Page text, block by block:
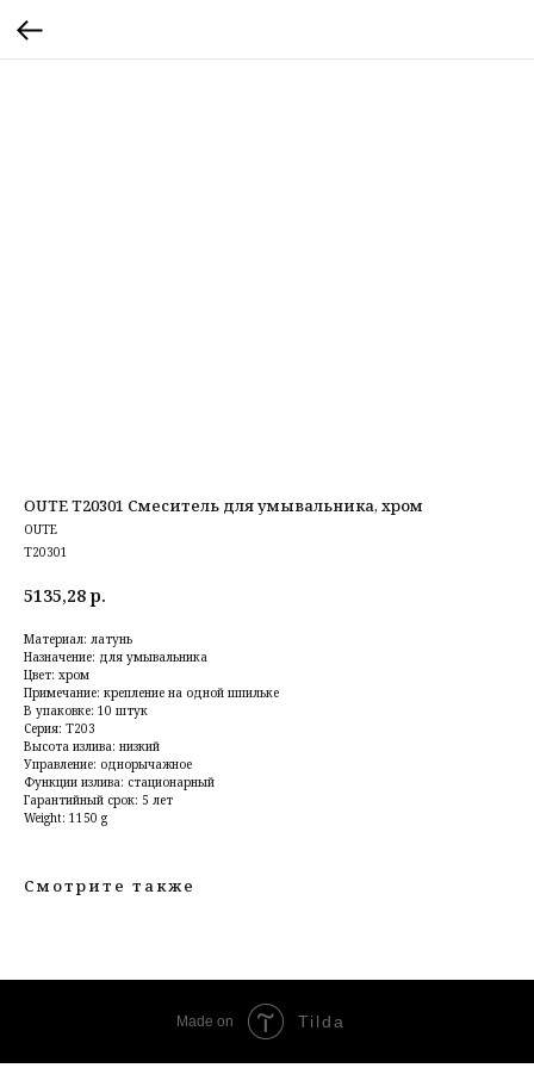
OUTE T20301 Смеситель для умывальника, хром
OUTE
T20301
5135,28 р.
Материал: латунь
Назначение: для умывальника
Цвет: хром
Примечание: крепление на одной шпильке
В упаковке: 10 штук
Серия: T203
Высота излива: низкий
Управление: однорычажное
Функции излива: стационарный
Гарантийный срок: 5 лет
Weight: 1150 g
Смотрите также
Made on Tilda